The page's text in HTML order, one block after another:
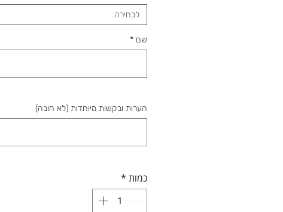
לבחירה
שם *
הערות ובקשות מיוחדות (לא חובה)
כמות *